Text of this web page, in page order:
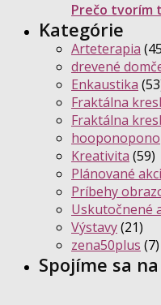
Prečo tvorím
Kategórie
Arteterapia
drevené
Enkaustika
Fraktálna
Fraktálna
hooponopono
Kreativita (59)
Plánované
Príbehy
Uskutočnené
Výstavy(21)
zena50plus (7)
Spojíme sa